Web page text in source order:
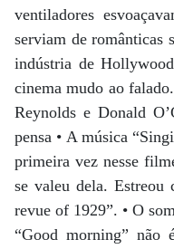
ventiladores
serviam de românticas
indústria de
cinema mudo ao
Reynolds e Donald
pensa • A música
primeira vez nesse
se valeu dela.
revue of 1929”. • O
“Good morning” não